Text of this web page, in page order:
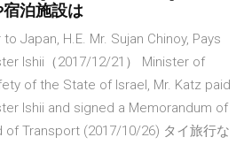
泊施設は
Japan, H.E. Mr. Sujan Chinoy, Pays
Ishii（2017/12/21） Minister of
of the State of Israel, Mr. Katz paid
Ishii and signed a Memorandum of
of Transport (2017/10/26) タイ旅行な